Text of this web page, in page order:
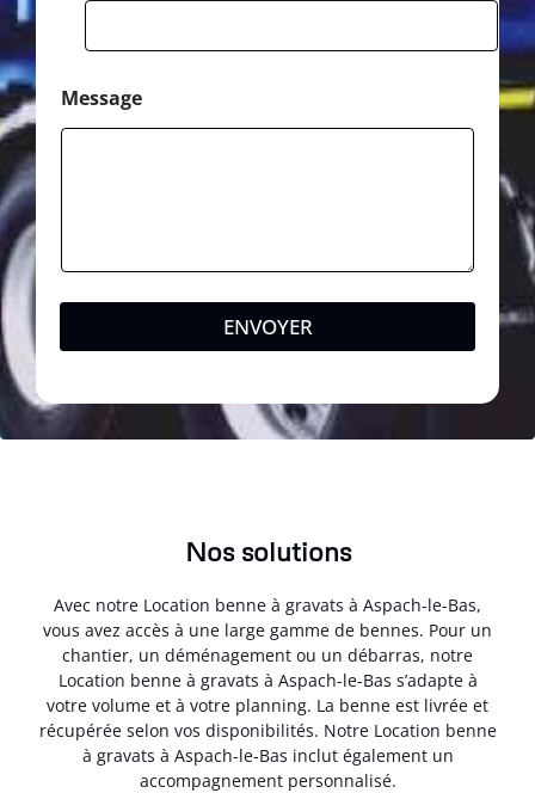
Message
ENVOYER
Nos solutions
Avec notre Location benne à gravats à Aspach-le-Bas,
vous avez accès à une large gamme de bennes. Pour un
chantier, un déménagement ou un débarras, notre
Location benne à gravats à Aspach-le-Bas s’adapte à
votre volume et à votre planning. La benne est livrée et
récupérée selon vos disponibilités. Notre Location benne
à gravats à Aspach-le-Bas inclut également un
accompagnement personnalisé.